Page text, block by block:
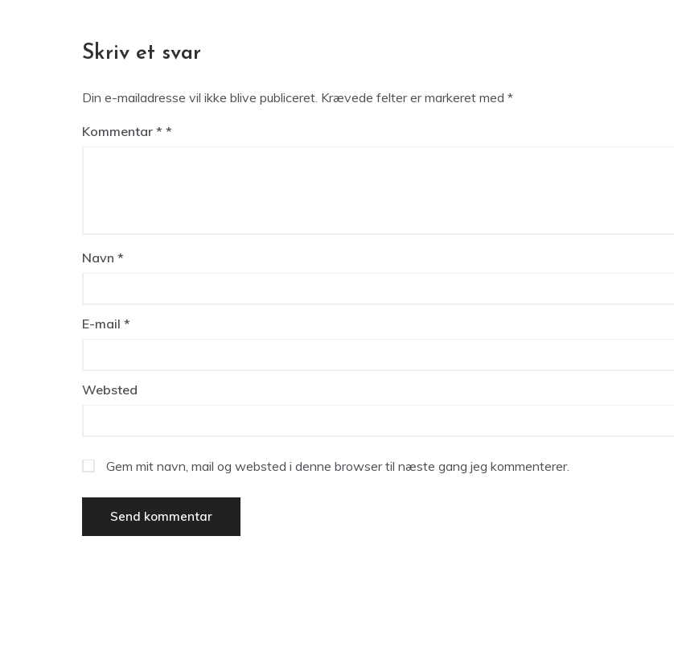
Skriv et svar
Din e-mailadresse vil ikke blive publiceret. Krævede felter er markeret med *
Kommentar *
Navn *
E-mail *
Websted
Gem mit navn, mail og websted i denne browser til næste gang jeg kommenterer.